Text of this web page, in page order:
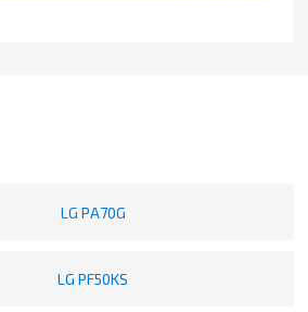
LG PA70G
LG PF50KS